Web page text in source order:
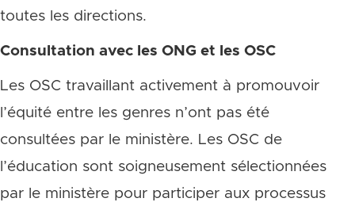
toutes les directions.
Consultation avec les ONG et les OSC
Les OSC travaillant activement à promouvoir
l’équité entre les genres n’ont pas été
consultées par le ministère. Les OSC de
l’éducation sont soigneusement sélectionnées
par le ministère pour participer aux processus